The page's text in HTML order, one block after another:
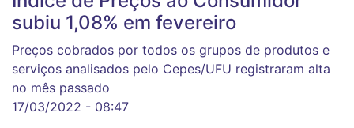
subiu 1,08% em fevereiro
Preços cobrados por todos os grupos de produtos e
serviços analisados pelo Cepes/UFU registraram alta
no mês passado
17/03/2022 - 08:47